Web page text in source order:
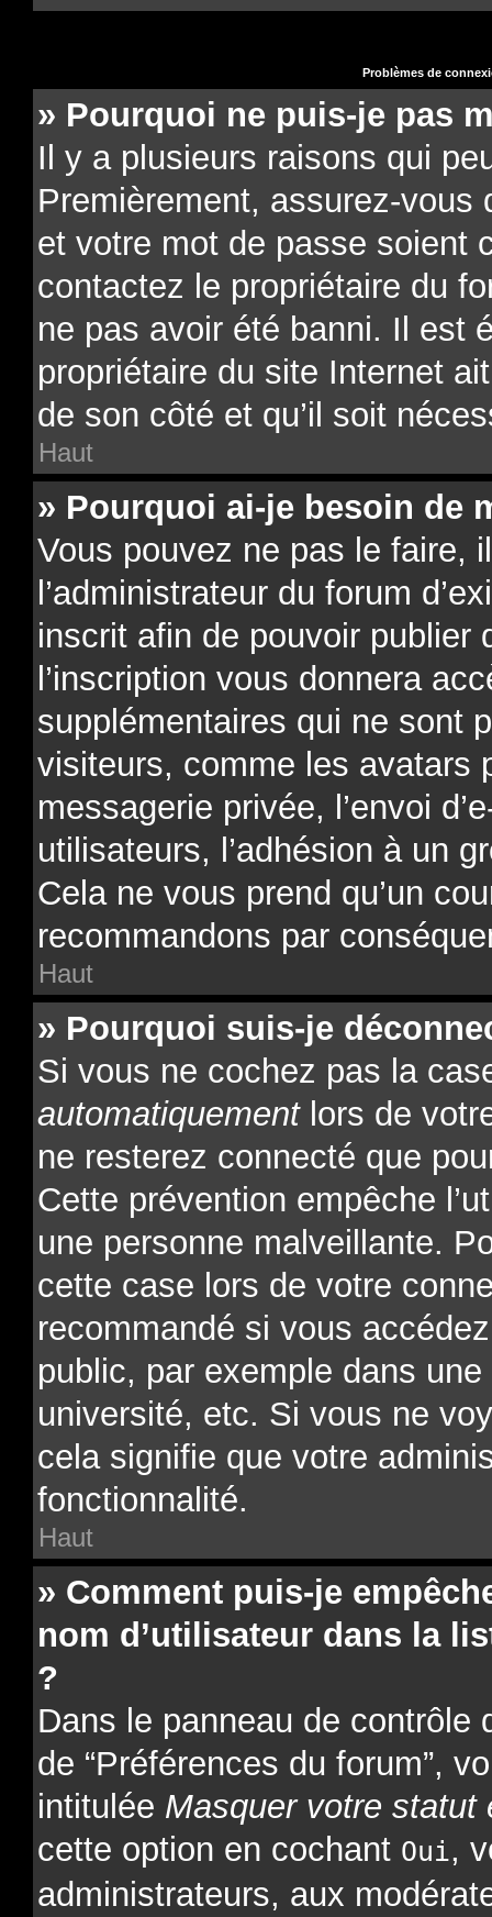
Problèmes de
» Pourquoi ne puis-je pas
Il y a plusieurs raisons qui
Premièrement, assurez-vous
et votre mot de passe soient
contactez le propriétaire du
ne pas avoir été banni. Il est
propriétaire du site Internet
de son côté et qu’il soit
Haut
» Pourquoi ai-je besoin de
Vous pouvez ne pas le faire,
l’administrateur du forum
inscrit afin de pouvoir publier
l’inscription vous donnera
supplémentaires qui ne sont
visiteurs, comme les avatars
messagerie privée, l’envoi
utilisateurs, l’adhésion à un
Cela ne vous prend qu’un
recommandons par
Haut
» Pourquoi suis-je
Si vous ne cochez pas la
automatiquementlors de
ne resterez connecté que
Cette prévention empêche
une personne malveillante.
cette case lors de votre
recommandé si vous
public, par exemple dans
université, etc. Si vous ne
cela signifie que votre
fonctionnalité.
Haut
» Comment puis-je
nom d’utilisateur dans la
?
Dans le panneau de contrôle
de “Préférences du forum”,
intitulée Masquer votre statut
cette option en cochant Oui,
administrateurs, aux